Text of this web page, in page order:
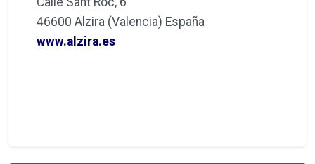
46600 Alzira (Valencia) España
www.alzira.es